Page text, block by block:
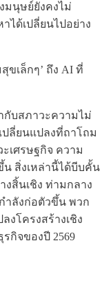
มนุษย์ยังคงไม่
ได้เปลี่ยนไปอย่าง
ขเล็กๆ’ ถึง AI ที่
กับสภาวะความไม่
ปลี่ยนแปลงที่ถาโถม
เศรษฐกิจ ความ
สิ่งเหล่านี้ได้บีบคั้น
สิ้นเชิง ท่ามกลาง
ำลังก่อตัวขึ้น พวก
งโครงสร้างเชิง
กิจของปี 2569